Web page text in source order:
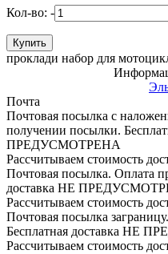
Кол-во: -
проклади набор для
Почта
Почтовая посылка с
получении посылки.
ПРЕДУСМОТРЕНА
Рассчитываем стоимость
Почтовая посылка. Оплата
доставка НЕ
Рассчитываем стоимость
Почтовая посылка
Бесплатная доставка НЕ
Рассчитываем стоимость